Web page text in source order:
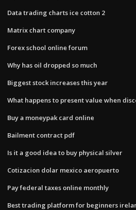
Data trading charts ice cotton 2
Matrix chart company
Forex school online forum
Why has oil dropped so much
Biggest stock increases this year
What happens to present value when
Buy a moneypak card online
Bailment contract pdf
Is it a good idea to buy physical silver
Cotizacion dolar mexico aeropuerto
Pay federal taxes online monthly
Best trading platform for beginners